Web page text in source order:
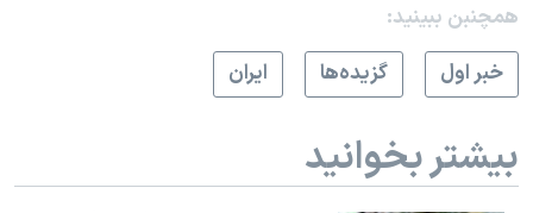
همچنبن ببینید:
خبر اول
گزيده‌ها ايران
بیشتر بخوانید